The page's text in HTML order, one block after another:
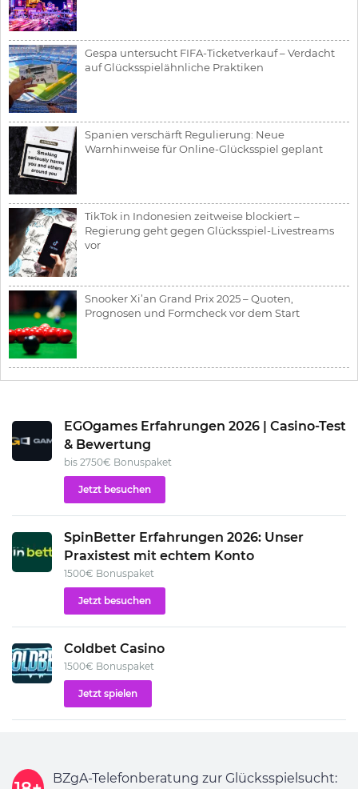
Gespa untersucht FIFA-Ticketverkauf – Verdacht
auf Glücksspielähnliche Praktiken
Spanien verschärft Regulierung: Neue
Warnhinweise für Online-Glücksspiel geplant
TikTok in Indonesien zeitweise blockiert –
Regierung geht gegen Glücksspiel-Livestreams
vor
Snooker Xi’an Grand Prix 2025 – Quoten,
Prognosen und Formcheck vor dem Start
EGOgames Erfahrungen 2026 | Casino-Test
& Bewertung
bis 2750€ Bonuspaket
Jetzt besuchen
SpinBetter Erfahrungen 2026: Unser
Praxistest mit echtem Konto
1500€ Bonuspaket
Jetzt besuchen
Coldbet Casino
1500€ Bonuspaket
Jetzt spielen
BZgA-Telefonberatung zur Glücksspielsucht: